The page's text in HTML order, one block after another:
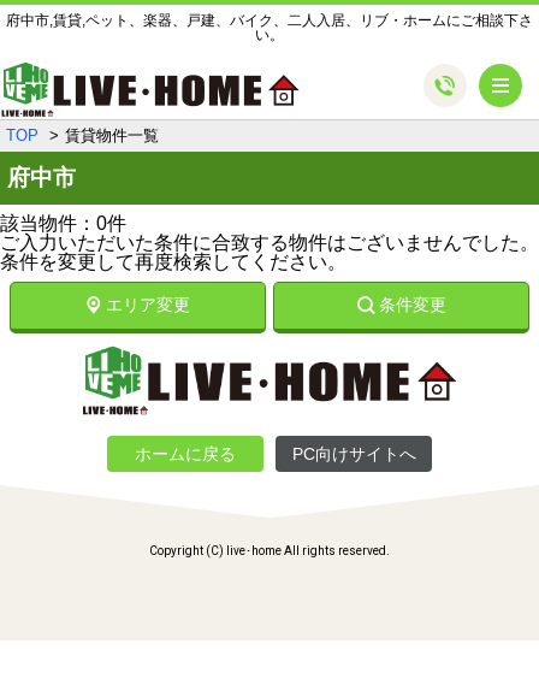
府中市,賃貸,ペット、楽器、戸建、バイク、二人入居、リブ・ホームにご相談下さ
い。
TOP 賃貸物件一覧
府中市
該当物件：0件
ご入力いただいた条件に合致する物件はございませんでした。
条件を変更して再度検索してください。
エリア変更 条件変更
ホームに戻る PC向けサイトへ
Copyright (C) live･home All rights reserved.